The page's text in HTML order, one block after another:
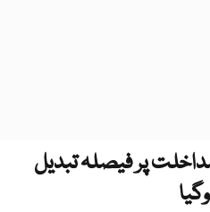
پر فیصلہ تبدیل